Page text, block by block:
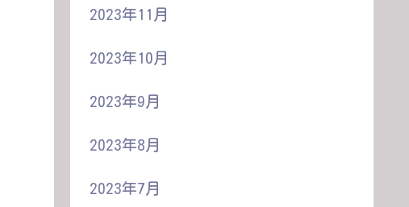
2023年11月
2023年10月
2023年9月
2023年8月
2023年7月